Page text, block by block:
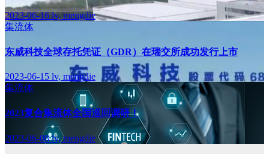
2023-06-16lv, mengdie
集流体
东威科技全球存托凭证（GDR）在瑞交所成功发行上市
2023-06-15 lv, mengdie
集流体
2023复合集流体全国巡回调研！
2023-06-08lv, mengdie